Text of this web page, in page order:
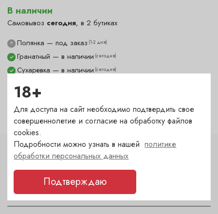
В наличии
Самовывоз сегодня, в 2 бутиках
✓ Гранатный — в наличии (сегодня)
? Полянка — под заказ (1-2 дня)
Пречистенка — под заказ
Садовническая — под заказ
✓ Сухаревка — в наличии (сегодня)
Характеристики
Ведро для охлаждения шампанского
18+
Для доступа на сайт необходимо подтвердить свое
совершеннолетие и согласие на обработку файлов
cookies.
Подробности можно узнать в нашейполитике
обработки персональных данных
Подтверждаю